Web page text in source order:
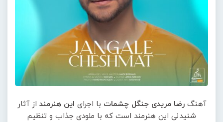
آهنگرضا مریدی جنگل چشمات با اجرای این هنرمند از آثار
شنیدنی این هنرمند است که با ملودی جذاب و تنظیم